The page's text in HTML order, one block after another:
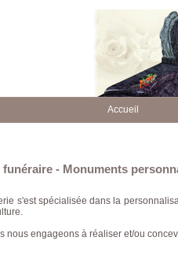
Accueil
funéraire - Monuments
s'est spécialisée dans la
nous engageons à réaliser et/ou